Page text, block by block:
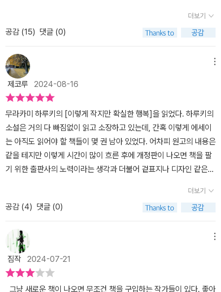
는 것은 책이 아닌가 싶다. 세일즈 포인트를 보면 1433 -> 2622 ->
6977 로 증가하고 있다. 개정판이 나올 수록 판매부수가 증가하다
니. 역시 하루키옹이다. 대단한 저력이다. '소확행' 이란 유행어를 만
들어낸 에세이집이라고 한다. 정말 '소확행' 이란 유행어가 하루키에
게서, 이 책에게서 왔을까? 나무위키를 찾아보니 그렇다고 한다. 내
가 이 책을 처음 만난 건 대학교 때 도서관에서가 아닌가 싶다. '작지
만 확실한 행복' 이란 문구가 마음에 와 닿았다. 우리의 삶을 지행해주
고 우리가 살아갈 수 있게 힘을 주는 것들은 이런 것들이 아닐까? 행
복은 클 필요가 없다. 크기보다 빈도가 중요하다. 인생이란 '작지만 확
실한 행복'을 계속 만들고 끝없이 향유하는 것이 아닐까하는 생각이
든다. 오늘 퇴근하면 '작지만 확실한 행복' 이 나를 기다리고 있다. <
덱스터: 오리지널 씬> 이란 드라마가 나를 기다리고 있다. 배고픔을
달래 줄 저녁이 나를 기다리고 있다. 즐거운 퇴근시간이 곧 다가온다.
집에 가는 길에 아이스크림도 사가야겠다! 여기 행복 추가요! '작지만
더보기
공감 (15) 댓글 (0)
제코루 2024-08-16
무라카미 하루키의 [이렇게 작지만 확실한 행복]을 읽었다. 하루키의
소설은 거의 다 빠짐없이 읽고 소장하고 있는데, 간혹 이렇게 에세이
는 아직도 읽어야 할 책들이 몇 권 남아 있었다. 어차피 원고의 내용은
같을 테지만 이렇게 시간이 많이 흐른 후에 개정판이 나오면 책을 팔
기 위한 출판사의 노력이라는 생각과 더불어 겉표지나 디자인 같은
개정판은 마치 최신작처럼 산뜻하게 다가오고 이미 절판된 책의 표지
는 왠지 모르게 구리다. ㅋㅋ무라카미 하루키를 최애 작가 중의 한 명
으로 생각하면서도 '소확행'이라는 줄임말의 유래였다는 사실을 몰랐
다. 386세대에서 X세대로 그리고 지금의 MZ세대로 시간은 흘러가
며 행복에 대한 가치관의 변화가 생겨났다. 근래에 유행어처럼 번진
'소확행'이라는 말에는 기성 세대의 성공에 대한 무리한 욕심으로부터
자유로워지는 것이 어느 정도 반영된 것이라 치면, 하루키는 나이로
더보기
공감 (4) 댓글 (0)
짐작 2024-07-21
그냥 새로운 책이 나오면 무조건 책을 구입하는 작가들이 있다. 좋아